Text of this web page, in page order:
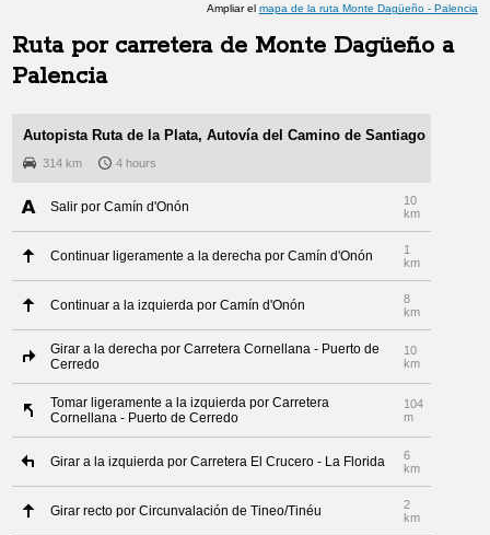
Ampliar el mapa de la ruta Monte Dagüeño- Palencia
Ruta por carretera de Monte Dagüeño a
Palencia
Autopista Ruta de la Plata, Autovía del Camino de Santiago
314 km 4 hours
Salir por Camín d'Onón
10
km
Continuar ligeramente a la derecha por Camín d'Onón
1
km
Continuar a la izquierda por Camín d'Onón
8
km
Girar a la derecha por Carretera Cornellana - Puerto de
Cerredo
10
km
Tomar ligeramente a la izquierda por Carretera
Cornellana - Puerto de Cerredo
104
m
Girar a la izquierda por Carretera El Crucero - La Florida
6
km
Girar recto por Circunvalación de Tineo/Tinéu
2
km